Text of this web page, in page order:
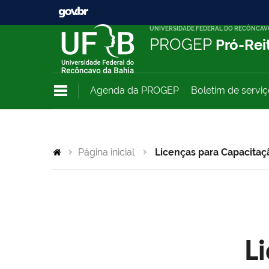
UNIVERSIDADE FEDERAL DO
PROGEP Pró-
Agenda da PROGEP Boletim de
Página inicial Licenças para